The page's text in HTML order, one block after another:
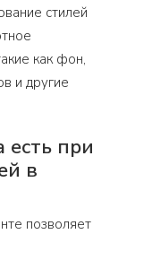
стилей
как фон,
и другие
есть при
в
позволяет